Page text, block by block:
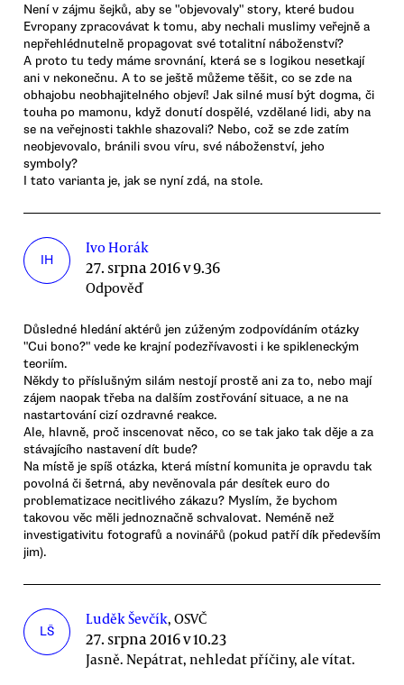
Není v zájmu šejků, aby se "objevovaly" story, které budou
Evropany zpracovávat k tomu, aby nechali muslimy veřejně a
nepřehlédnutelně propagovat své totalitní náboženství?
A proto tu tedy máme srovnání, která se s logikou nesetkají
ani v nekonečnu. A to se ještě můžeme těšit, co se zde na
obhajobu neobhajitelného objeví! Jak silné musí být dogma, či
touha po mamonu, když donutí dospělé, vzdělané lidi, aby na
se na veřejnosti takhle shazovali? Nebo, což se zde zatím
neobjevovalo, bránili svou víru, své náboženství, jeho
symboly?
I tato varianta je, jak se nyní zdá, na stole.
IH
Ivo Horák
27. srpna 2016 v 9.36
Odpověď
Důsledné hledání aktérů jen zúženým zodpovídáním otázky
"Cui bono?" vede ke krajní podezřívavosti i ke spikleneckým
teoriím.
Někdy to příslušným silám nestojí prostě ani za to, nebo mají
zájem naopak třeba na dalším zostřování situace, a ne na
nastartování cizí ozdravné reakce.
Ale, hlavně, proč inscenovat něco, co se tak jako tak děje a za
stávajícího nastavení dít bude?
Na místě je spíš otázka, která místní komunita je opravdu tak
povolná či šetrná, aby nevěnovala pár desítek euro do
problematizace necitlivého zákazu? Myslím, že bychom
takovou věc měli jednoznačně schvalovat. Neméně než
investigativitu fotografů a novinářů (pokud patří dík především
jim).
LŠ
Luděk Ševčík, OSVČ
27. srpna 2016 v 10.23
Jasně. Nepátrat, nehledat příčiny, ale vítat.